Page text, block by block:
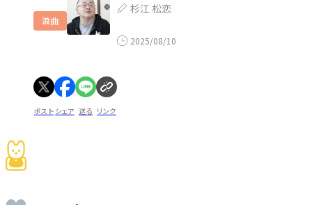
浪曲
杉江 松恋
2025/08/10
ポスト シェア 送る リンク